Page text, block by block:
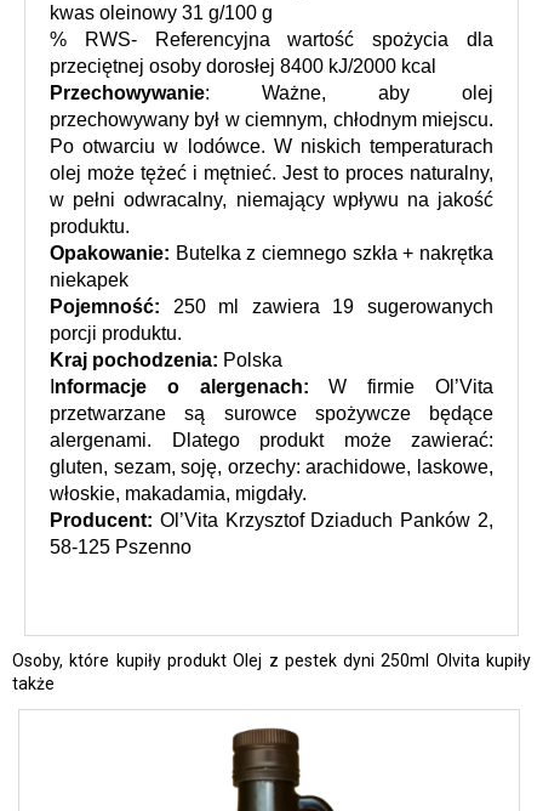
kwas oleinowy 31 g/100 g
% RWS- Referencyjna wartość spożycia dla
przeciętnej osoby dorosłej 8400 kJ/2000 kcal
Przechowywanie: Ważne, aby olej
przechowywany był w ciemnym, chłodnym miejscu.
Po otwarciu w lodówce. W niskich temperaturach
olej może tężeć i mętnieć. Jest to proces naturalny,
w pełni odwracalny, niemający wpływu na jakość
produktu.
Opakowanie: Butelka z ciemnego szkła + nakrętka
niekapek
Pojemność: 250 ml zawiera 19 sugerowanych
porcji produktu.
Kraj pochodzenia: Polska
nformacje o alergenach: W firmie Ol’Vita
przetwarzane są surowce spożywcze będące
alergenami. Dlatego produkt może zawierać:
gluten, sezam, soję, orzechy: arachidowe, laskowe,
włoskie, makadamia, migdały.
Producent: Ol’Vita Krzysztof Dziaduch Panków 2,
58-125 Pszenno
Osoby, które kupiły produkt Olej z pestek dyni 250ml Olvita kupiły
także